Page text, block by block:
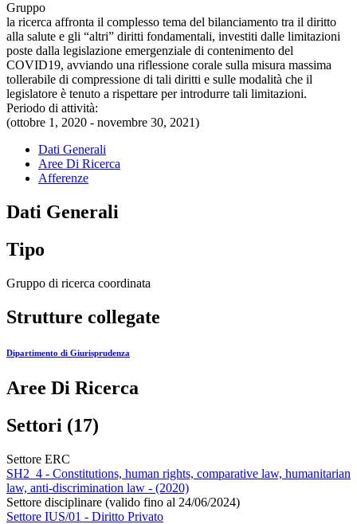
Gruppo
la ricerca affronta il complesso tema del bilanciamento tra il diritto
alla salute e gli “altri” diritti fondamentali, investiti dalle limitazioni
poste dalla legislazione emergenziale di contenimento del
COVID19, avviando una riflessione corale sulla misura massima
tollerabile di compressione di tali diritti e sulle modalità che il
legislatore è tenuto a rispettare per introdurre tali limitazioni.
Periodo di attività:
(ottobre 1, 2020 - novembre 30, 2021)
Dati Generali
Aree Di Ricerca
Afferenze
Dati Generali
Tipo
Gruppo di ricerca coordinata
Strutture collegate
Dipartimento di Giurisprudenza
Aree Di Ricerca
Settori (17)
Settore ERC
SH2_4 - Constitutions, human rights, comparative law, humanitarian
law, anti-discrimination law - (2020)
Settore disciplinare (valido fino al 24/06/2024)
Settore IUS/01 - Diritto Privato